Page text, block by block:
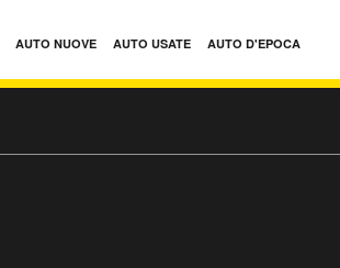
AUTO NUOVE AUTO USATE AUTO D'EPOCA